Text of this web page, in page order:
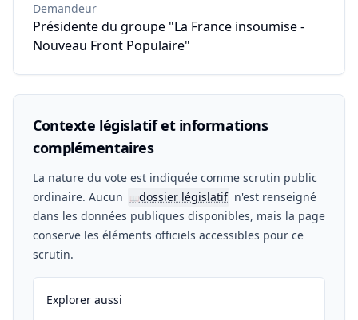
Demandeur
Présidente du groupe "La France insoumise -
Nouveau Front Populaire"
Contexte législatif et informations
complémentaires
La nature du vote est indiquée comme scrutin public
ordinaire. Aucun
📖dossier législatif n'est renseigné
dans les données publiques disponibles, mais la page
conserve les éléments officiels accessibles pour ce
scrutin.
Explorer aussi